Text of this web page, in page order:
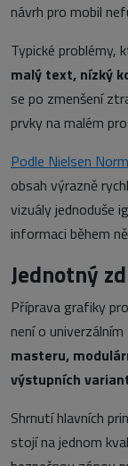
návrh pro mobil
Typické
malý text, nízký
se po zmenšení
prvky na malém
Podle Nielsen
obsah výrazně
vizuály jednoduše
informaci během
Jednotný
Příprava grafiky
není o
masteru,
výstupních
Shrnutí hlavních
stojí na jednom